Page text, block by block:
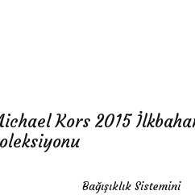
Kors 2015
Bağışıklık Sistemini